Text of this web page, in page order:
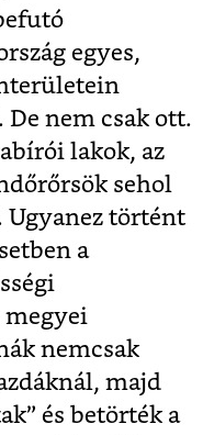
egyes,
De nem csak ott.
lakok, az
sehol
Ugyanez történt
a
megyei
nemcsak
majd
és betörték a